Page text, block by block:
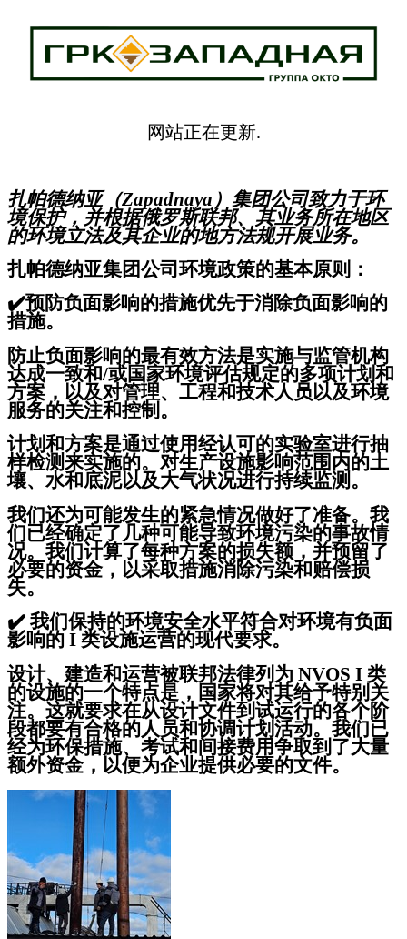
网站正在更新.
扎帕德纳亚（Zapadnaya）集团公司致力于环
境保护，并根据俄罗斯联邦、其业务所在地区
的环境立法及其企业的地方法规开展业务。
扎帕德纳亚集团公司环境政策的基本原则：
✔️预防负面影响的措施优先于消除负面影响的
措施。
防止负面影响的最有效方法是实施与监管机构
达成一致和/或国家环境评估规定的多项计划和
方案，以及对管理、工程和技术人员以及环境
服务的关注和控制。
计划和方案是通过使用经认可的实验室进行抽
样检测来实施的。对生产设施影响范围内的土
壤、水和底泥以及大气状况进行持续监测。
我们还为可能发生的紧急情况做好了准备。我
们已经确定了几种可能导致环境污染的事故情
况。我们计算了每种方案的损失额，并预留了
必要的资金，以采取措施消除污染和赔偿损
失。
✔️ 我们保持的环境安全水平符合对环境有负面
影响的 I 类设施运营的现代要求。
设计、建造和运营被联邦法律列为 NVOS I 类
的设施的一个特点是，国家将对其给予特别关
注。这就要求在从设计文件到试运行的各个阶
段都要有合格的人员和协调计划活动。我们已
经为环保措施、考试和间接费用争取到了大量
额外资金，以便为企业提供必要的文件。